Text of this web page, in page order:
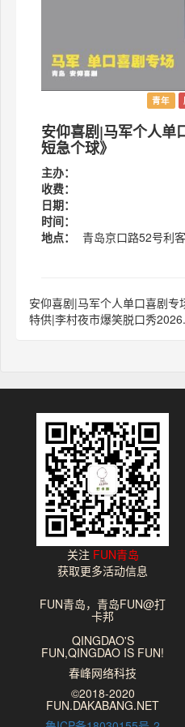
青年
安仰喜剧|马军个人单
短急个球》
主办：
收费：
日期：
时间：
地点：
青岛京口路52号利
安仰喜剧|马军个人单口喜剧
特供|李村夜市爆笑脱口秀
关注 FUN青岛
获取更多活动信息
FUN青岛，青岛FUN@打
卡邦
QINGDAO'S
FUN,QINGDAO IS FUN!
春峰网络科技
©2018-2020
FUN.DAKABANG.NET